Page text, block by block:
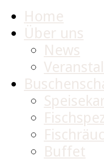
Home
Über uns
News
Buffet